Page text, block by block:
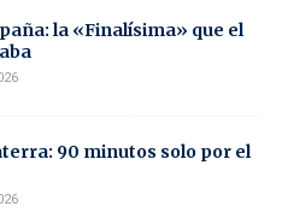
la «Finalísima» que el
90 minutos solo por el